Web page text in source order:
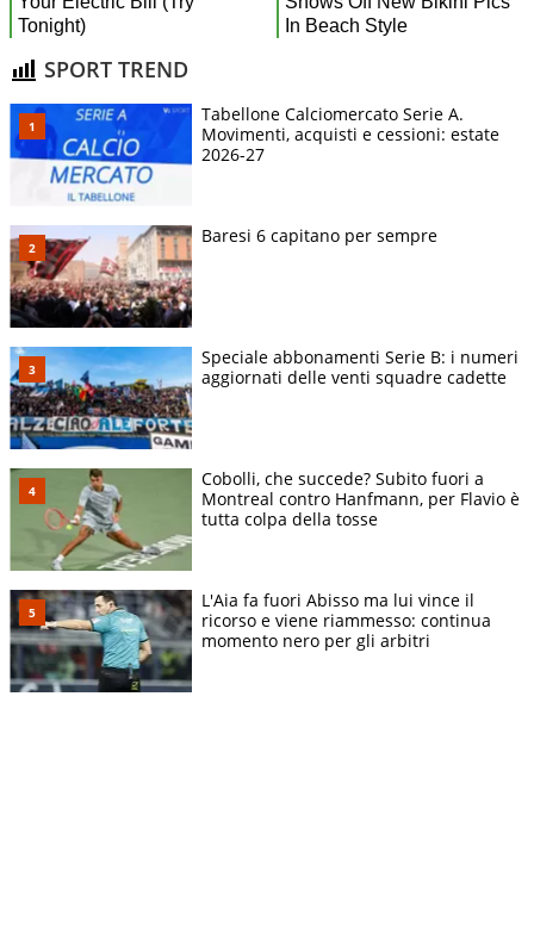
SPORT TREND
Tabellone Calciomercato Serie A.
Movimenti, acquisti e cessioni: estate
2026-27
Baresi 6 capitano per sempre
Speciale abbonamenti Serie B: i numeri
aggiornati delle venti squadre cadette
Cobolli, che succede? Subito fuori a
Montreal contro Hanfmann, per Flavio è
tutta colpa della tosse
L'Aia fa fuori Abisso ma lui vince il
ricorso e viene riammesso: continua
momento nero per gli arbitri